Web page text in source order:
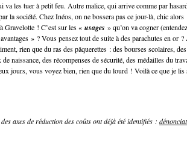
les tuer à petit feu. Autre malice, qui arrive comme par
la société. Chez Inéos, on ne bossera pas ce jour-là, chic
Gravelotte ! C’est sur les « usages » qu’on va cogner
» ? Vous pensez tout de suite à des parachutes en or ?
rien que du ras des pâquerettes : des bourses scolaires,
de naissance, des récompenses de sécurité, des médailles du
jours, vous voyez bien, rien que du lourd ! Voilà ce que je lis
axes de réduction des coûts ont déjà été identifiés :